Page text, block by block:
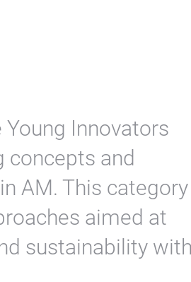
Innovators
concepts and
AM. This category
aimed at
sustainability